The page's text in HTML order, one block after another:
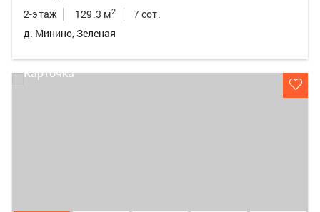
2-этаж 129.3 м2
7 сот.
д. Минино, Зеленая